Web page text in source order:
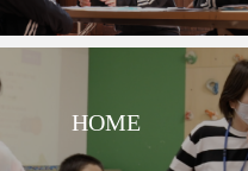
HOME